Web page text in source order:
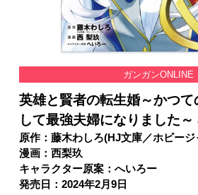
ガンガンONLINE
英雄と賢者の転生婚～かつ
して最強夫婦になりました～
原作：藤木わしろ(HJ文庫／ホビージ
漫画：西梨玖
キャラクター原案：へいろー
発売日：2024年2月9日